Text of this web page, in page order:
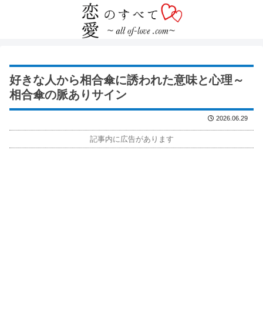
好きな人から相合傘に誘われた意味と心理～
相合傘の脈ありサイン
2026.06.29
記事内に広告があります